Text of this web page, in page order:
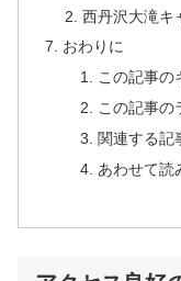
西丹沢大滝キ
おわりに
この記事の
この記事の
関連する記
あわせて読